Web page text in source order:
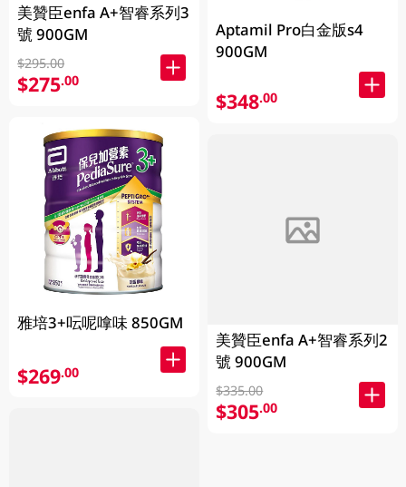
美贊臣enfa A+智睿系列3
號 900GM
$295.00
$275.00
雅培3+呍呢嗱味 850GM
$269.00
Aptamil Pro白金版s4
900GM
$348.00
美贊臣enfa A+智睿系列2
號 900GM
$335.00
$305.00